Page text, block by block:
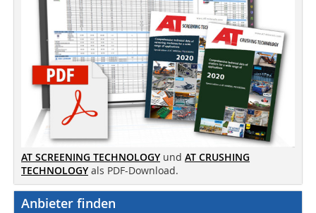
AT SCREENING TECHNOLOGY und AT CRUSHING
TECHNOLOGY als PDF-Download.
Anbieter finden